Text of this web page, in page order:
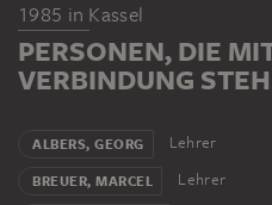
1985 in Kassel
PERSONEN, DIE
VERBINDUNG
ALBERS, GEORG Lehrer
BREUER, MARCEL Lehrer